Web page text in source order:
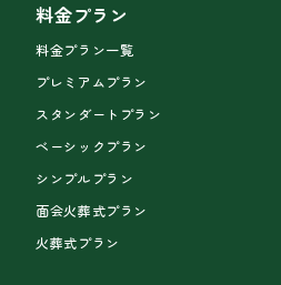
料金プラン
料金プラン一覧
プレミアムプラン
スタンダートプラン
ベーシックプラン
シンプルプラン
面会火葬式プラン
火葬式プラン